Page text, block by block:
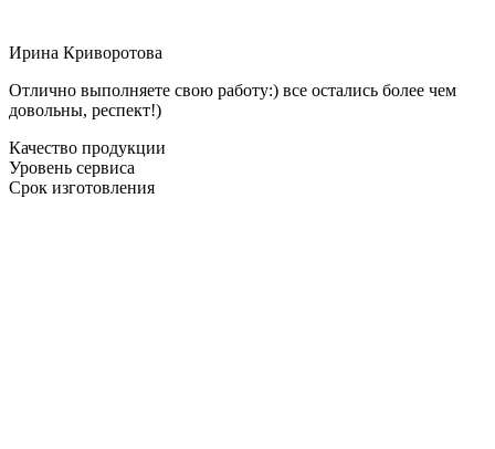
Ирина Криворотова
Отлично выполняете свою работу:) все остались более чем
довольны, респект!)
Качество продукции
Уровень сервиса
Срок изготовления